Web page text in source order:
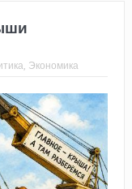
, Экономика